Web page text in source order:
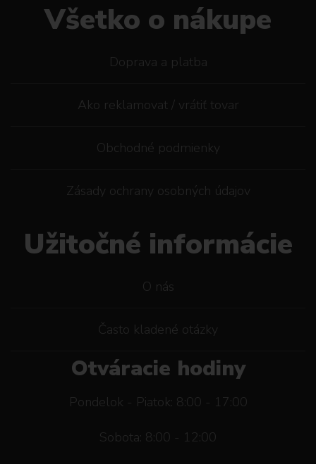
Všetko o nákupe
Doprava a platba
Ako reklamovat / vrátiť tovar
Obchodné podmienky
Zásady ochrany osobných údajov
Užitočné informácie
O nás
Často kladené otázky
Otváracie hodiny
Pondelok - Piatok: 8:00 - 17:00
Sobota: 8:00 - 12:00